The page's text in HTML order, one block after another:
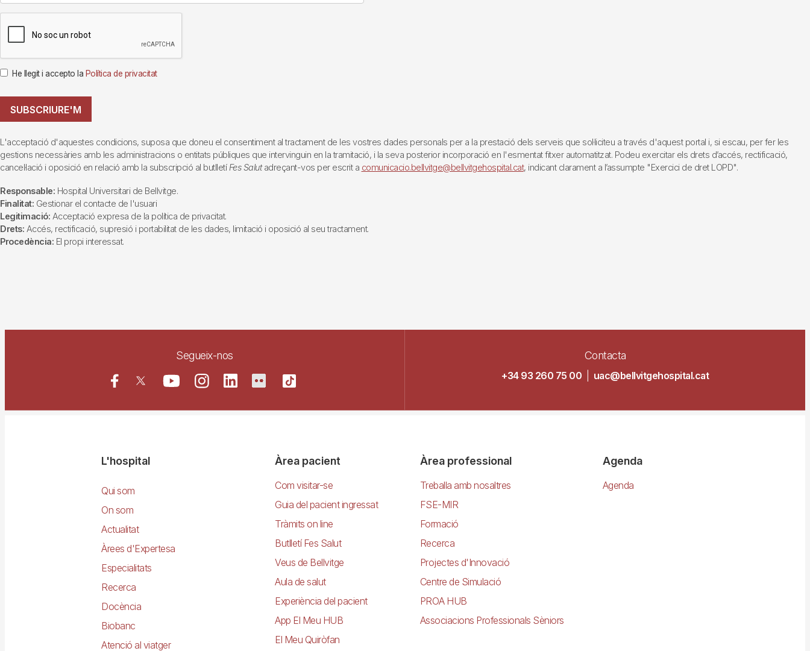
He llegit i accepto la Política de privacitat
SUBSCRIURE'M
L'acceptació d'aquestes condicions, suposa que doneu el consentiment al tractament de les vostres dades personals per a la prestació dels serveis que sol·liciteu a través d'aquest portal i, si escau, per fer les
gestions necessàries amb les administracions o entitats públiques que intervinguin en la tramitació, i la seva posterior incorporació en l'esmentat fitxer automatitzat. Podeu exercitar els drets d’accés, rectificació,
cancel·lació i oposició en relació amb la subscripció al butlletí Fes Salutadreçant-vos per escrit a comunicacio.bellvitge@bellvitgehospital.cat, indicant clarament a l’assumpte "Exercici de dret LOPD".
Responsable: Hospital Universitari de Bellvitge.
Finalitat: Gestionar el contacte de l'usuari
Legitimació: Acceptació expresa de la política de privacitat.
Drets: Accés, rectificació, supresió i portabilitat de les dades, limitació i oposició al seu tractament.
Procedència: El propi interessat.
Segueix-nos Contacta
+34 93 260 75 00 uac@bellvitgehospital.cat
NavegacióL'hospital
Qui som
On som
Actualitat
Àrees d'Expertesa
Especialitats
Recerca
Docència
Biobanc
Atenció al viatger
Àrea pacient
Com visitar-se
Guia del pacient ingressat
Tràmits on line
Butlletí Fes Salut
Veus de Bellvitge
Aula de salut
Experiència del pacient
App El Meu HUB
El Meu Quiròfan
Àrea professional
Treballa amb nosaltres
FSE-MIR
Formació
Recerca
Projectes d'Innovació
Centre de Simulació
PROA HUB
Associacions Professionals Sèniors
Agenda
Agenda